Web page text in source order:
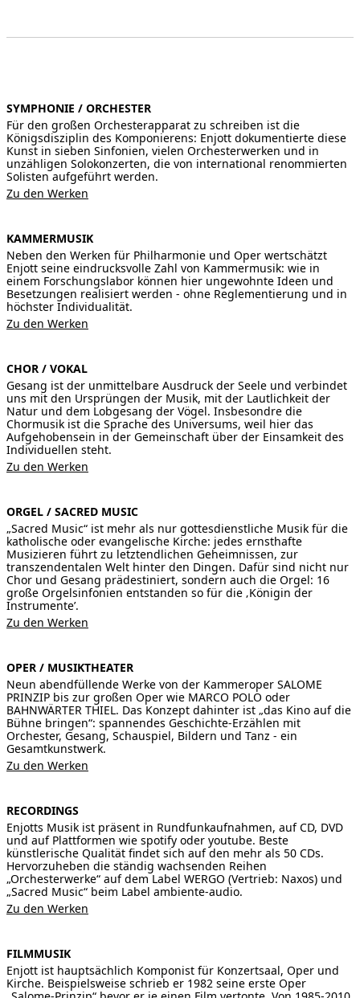
SYMPHONIE / ORCHESTER
Für den großen Orchesterapparat zu schreiben ist die
Königsdisziplin des Komponierens: Enjott dokumentierte diese
Kunst in sieben Sinfonien, vielen Orchesterwerken und in
unzähligen Solokonzerten, die von international renommierten
Solisten aufgeführt werden.
Zu den Werken
KAMMERMUSIK
Neben den Werken für Philharmonie und Oper wertschätzt
Enjott seine eindrucksvolle Zahl von Kammermusik: wie in
einem Forschungslabor können hier ungewohnte Ideen und
Besetzungen realisiert werden - ohne Reglementierung und in
höchster Individualität.
Zu den Werken
CHOR / VOKAL
Gesang ist der unmittelbare Ausdruck der Seele und verbindet
uns mit den Ursprüngen der Musik, mit der Lautlichkeit der
Natur und dem Lobgesang der Vögel. Insbesondre die
Chormusik ist die Sprache des Universums, weil hier das
Aufgehobensein in der Gemeinschaft über der Einsamkeit des
Individuellen steht.
Zu den Werken
ORGEL / SACRED MUSIC
„Sacred Music“ ist mehr als nur gottesdienstliche Musik für die
katholische oder evangelische Kirche: jedes ernsthafte
Musizieren führt zu letztendlichen Geheimnissen, zur
transzendentalen Welt hinter den Dingen. Dafür sind nicht nur
Chor und Gesang prädestiniert, sondern auch die Orgel: 16
große Orgelsinfonien entstanden so für die ‚Königin der
Instrumente’.
Zu den Werken
OPER / MUSIKTHEATER
Neun abendfüllende Werke von der Kammeroper SALOME
PRINZIP bis zur großen Oper wie MARCO POLO oder
BAHNWÄRTER THIEL. Das Konzept dahinter ist „das Kino auf die
Bühne bringen“: spannendes Geschichte-Erzählen mit
Orchester, Gesang, Schauspiel, Bildern und Tanz - ein
Gesamtkunstwerk.
Zu den Werken
RECORDINGS
Enjotts Musik ist präsent in Rundfunkaufnahmen, auf CD, DVD
und auf Plattformen wie spotify oder youtube. Beste
künstlerische Qualität findet sich auf den mehr als 50 CDs.
Hervorzuheben die ständig wachsenden Reihen
„Orchesterwerke“ auf dem Label WERGO (Vertrieb: Naxos) und
„Sacred Music“ beim Label ambiente-audio.
Zu den Werken
FILMMUSIK
Enjott ist hauptsächlich Komponist für Konzertsaal, Oper und
Kirche. Beispielsweise schrieb er 1982 seine erste Oper